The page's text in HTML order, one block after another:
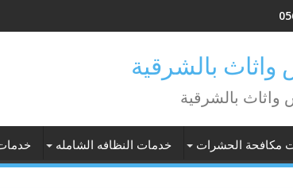
بالشرقية
بالشرقية
مكافحة الحشرات خدمات النظافه الشامله